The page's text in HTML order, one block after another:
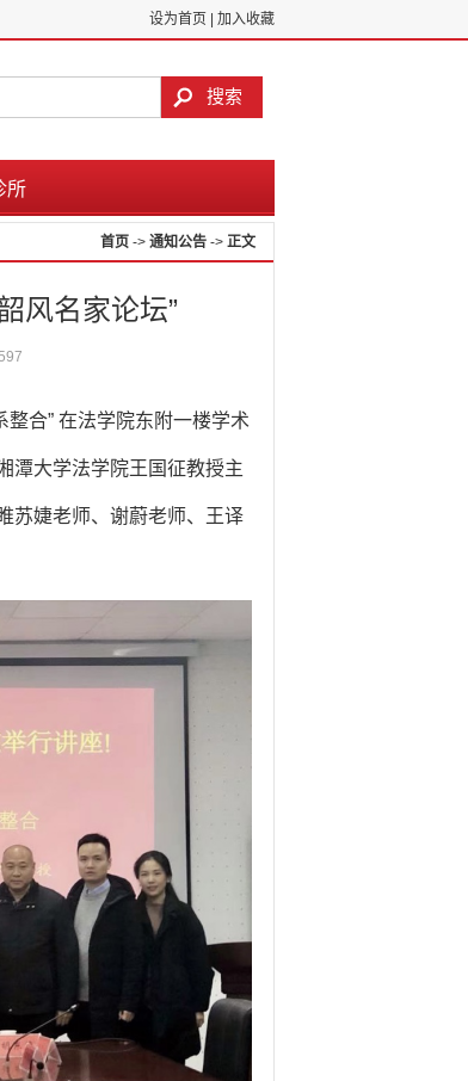
设为首页 加入收藏
所
首页 -> 通知公告 -> 正文
风名家论坛”
合” 在法学院东附一楼学术
潭大学法学院王国征教授主
苏婕老师、谢蔚老师、王译